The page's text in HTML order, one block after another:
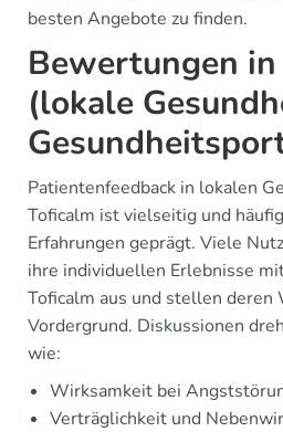
besten Angebote zu finden.
Bewertungen in
(lokale
Patientenfeedback in lokalen
Toficalm ist vielseitig und
Erfahrungen geprägt. Viele
ihre individuellen Erlebnisse
Toficalm aus und stellen deren
Vordergrund. Diskussionen
wie:
Wirksamkeit bei
Verträglichkeit und